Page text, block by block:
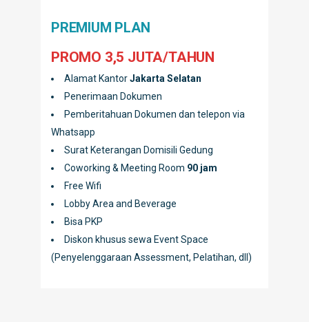
PREMIUM PLAN
PROMO 3,5 JUTA/TAHUN
Alamat KantorJakarta Selatan
Penerimaan Dokumen
Pemberitahuan Dokumen dan telepon via
Whatsapp
Surat Keterangan Domisili Gedung
Coworking & Meeting Room 90 jam
Free Wifi
Lobby Area and Beverage
Bisa PKP
Diskon khusus sewa Event Space
(Penyelenggaraan Assessment, Pelatihan, dll)